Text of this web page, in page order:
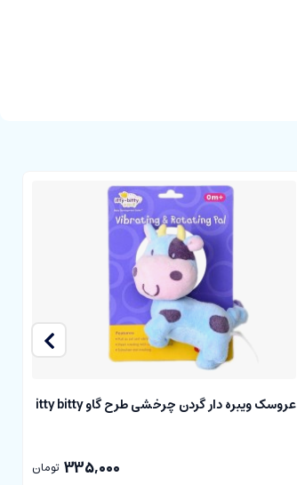
عروسک ویبره دار گردن چرخشی طرح گاو itty bitty
335,000 تومان